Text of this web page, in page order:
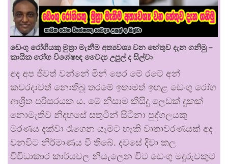
ඩෙංගු රෝගියකු ⁣මුත්‍රා මැනීම අත්‍යවශ්‍ය වන හේතුව දැන ගනිමු –
කායික රෝග විශේෂඥ වෛද්‍ය උපුල් ද සිල්වා
අද අප ජීවත් වන්නේ මින් පෙර මේ රටේ අන්
කවරදාවත් නොතිබූ තරමේ ඉතාමත් ඉහළ ඩෙංගු රෝග
ආශ්‍රිත පරිසරයක ය. මේ නිසාම කිසිදු ලෙඩක් දුකක්
නොමැතිව නිදහසේ සතුටින් සිටිනා පුද්ගලයකු
මරණය දක්වා රැගෙන යෑමට හැකි වාතාවරණයක් අද
වනවිට නිර්මාණය වී තිබේ. දවසේ දිවා කල
විවිධාකාර කාර්යවල නියැලෙන විට ඩෙංගු මදුරුවකුට